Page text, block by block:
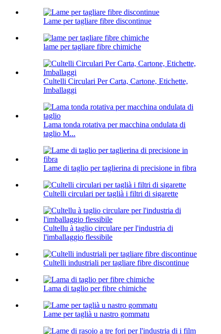
Lame per tagliare fibre discontinue
lame per tagliare fibre chimiche
Cultelli Circulari Per Carta, Cartone, Etichette,
Imballaggi
Lama tonda rotativa per macchina ondulata di
taglio M...
Lame di taglio per taglierina di precisione in fibra
Cultelli circulari per taglià i filtri di sigarette
Cultellu à taglio circulare per l'industria di
l'imballaggio flessibile
Cultelli industriali per tagliare fibre discontinue
Lama di taglio per fibre chimiche
Lame per taglià u nastro gommatu